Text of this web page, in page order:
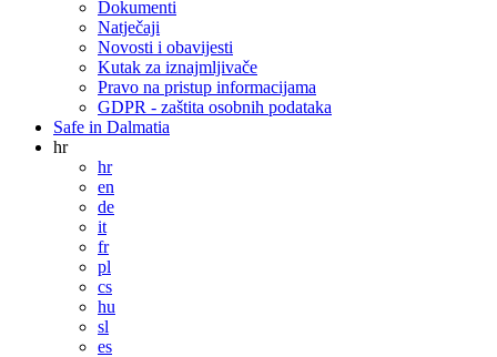
Dokumenti
Natječaji
Novosti i obavijesti
Kutak za iznajmljivače
Pravo na pristup informacijama
GDPR - zaštita osobnih podataka
Safe in Dalmatia
hr
hr
en
de
it
fr
pl
cs
hu
sl
es